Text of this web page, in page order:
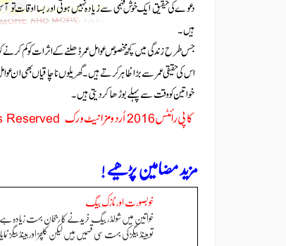
مزید مضامین پڑھیے !
خوبصورت اور نازک بیگ
خواتین میں شولڈر بیگ خریدنے کا رجحان بہت زیادہ
تو ہینڈ بیگز کی بہت سی قسمیں ہیں لیکن کلچز اور ہینڈ بیگز